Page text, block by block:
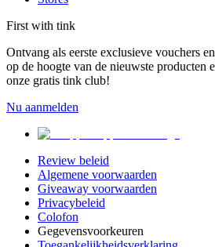
First with tink
Ontvang als eerste exclusieve vouchers
op de hoogte van de nieuwste producten
onze gratis tink club!
Nu aanmelden
Review beleid
Algemene voorwaarden
Giveaway voorwaarden
Privacybeleid
Colofon
Gegevensvoorkeuren